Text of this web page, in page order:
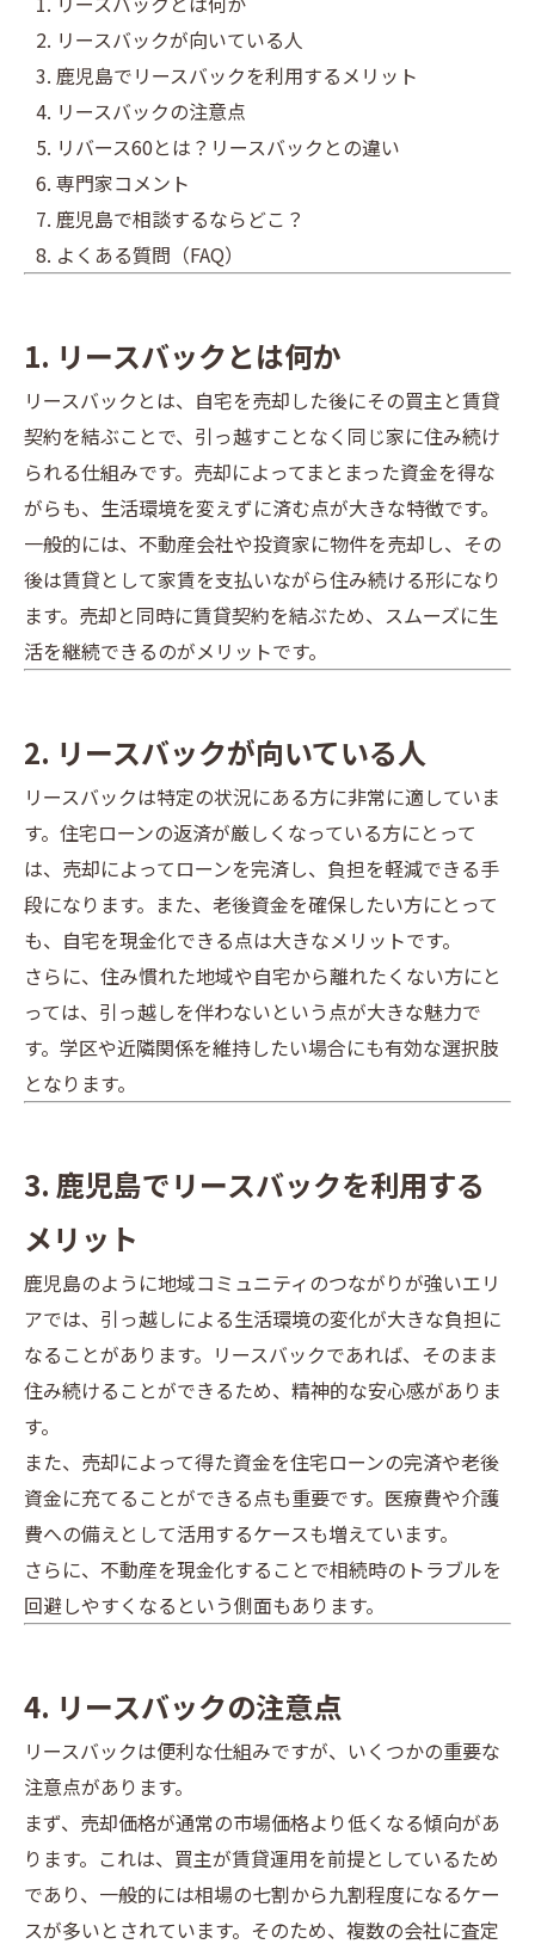
リースバックが向いている人
鹿児島でリースバックを利用するメリット
リースバックの注意点
リバース60とは？リースバックとの違い
専門家コメント
鹿児島で相談するならどこ？
よくある質問（FAQ）
1. リースバックとは何か
リースバックとは、自宅を売却した後にその買主と賃貸
契約を結ぶことで、引っ越すことなく同じ家に住み続け
られる仕組みです。売却によってまとまった資金を得な
がらも、生活環境を変えずに済む点が大きな特徴です。
一般的には、不動産会社や投資家に物件を売却し、その
後は賃貸として家賃を支払いながら住み続ける形になり
ます。売却と同時に賃貸契約を結ぶため、スムーズに生
活を継続できるのがメリットです。
2. リースバックが向いている人
リースバックは特定の状況にある方に非常に適していま
す。住宅ローンの返済が厳しくなっている方にとって
は、売却によってローンを完済し、負担を軽減できる手
段になります。また、老後資金を確保したい方にとって
も、自宅を現金化できる点は大きなメリットです。
さらに、住み慣れた地域や自宅から離れたくない方にと
っては、引っ越しを伴わないという点が大きな魅力で
す。学区や近隣関係を維持したい場合にも有効な選択肢
となります。
3. 鹿児島でリースバックを利用する
メリット
鹿児島のように地域コミュニティのつながりが強いエリ
アでは、引っ越しによる生活環境の変化が大きな負担に
なることがあります。リースバックであれば、そのまま
住み続けることができるため、精神的な安心感がありま
す。
また、売却によって得た資金を住宅ローンの完済や老後
資金に充てることができる点も重要です。医療費や介護
費への備えとして活用するケースも増えています。
さらに、不動産を現金化することで相続時のトラブルを
回避しやすくなるという側面もあります。
4. リースバックの注意点
リースバックは便利な仕組みですが、いくつかの重要な
注意点があります。
まず、売却価格が通常の市場価格より低くなる傾向があ
ります。これは、買主が賃貸運用を前提としているため
であり、一般的には相場の七割から九割程度になるケー
スが多いとされています。そのため、複数の会社に査定